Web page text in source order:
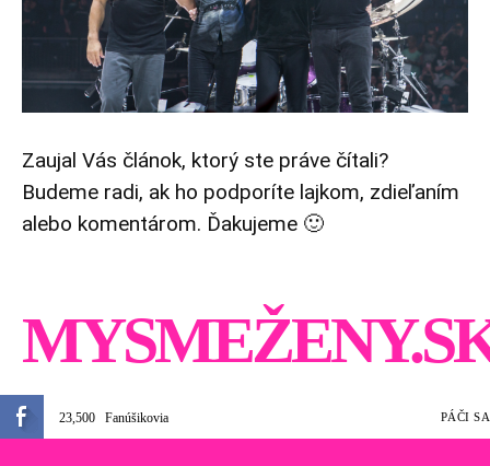
Zaujal Vás článok, ktorý ste práve čítali?
Budeme radi, ak ho podporíte lajkom, zdieľaním
alebo komentárom. Ďakujeme 🙂
23,500 Fanúšikovia PÁČI SA